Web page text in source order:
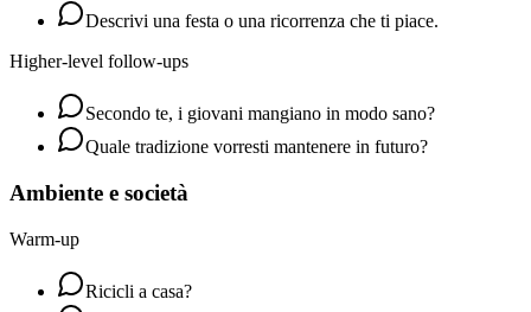
Descrivi una festa o una ricorrenza che ti piace.
Higher-level follow-ups
Secondo te, i giovani mangiano in modo sano?
Quale tradizione vorresti mantenere in futuro?
Ambiente e società
Warm-up
Ricicli a casa?